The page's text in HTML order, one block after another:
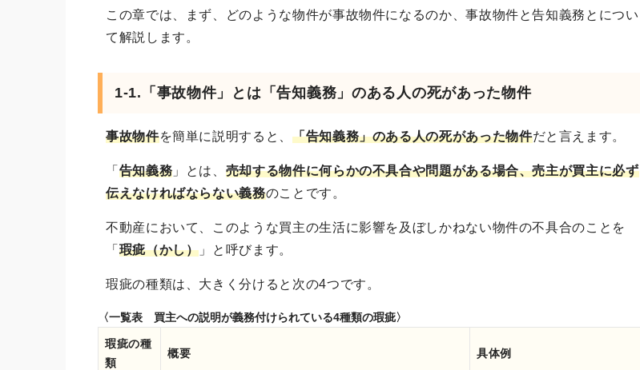
この章では、まず、どのような物件が事故物件になるのか、事故物件と告知義務とについ
て解説します。
1-1.「事故物件」とは「告知義務」のある人の死があった物件
事故物件を簡単に説明すると、 「告知義務」のある人の死があった物件だと言えます。
「 告知義務 」とは、 売却する物件に何らかの不具合や問題がある場合、売主が買主に必ず
伝えなければならない義務のことです。
不動産において、このような買主の生活に影響を及ぼしかねない物件の不具合のことを
「 瑕疵（かし） 」と呼びます。
瑕疵の種類は、大きく分けると次の4つです。
〈一覧表 買主への説明が義務付けられている4種類の瑕疵〉
瑕疵の種
類
概要 具体例